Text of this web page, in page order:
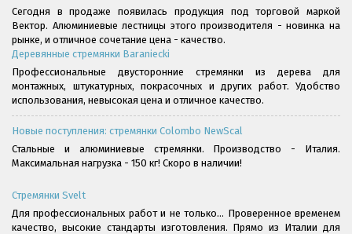
Сегодня в продаже появилась продукция под торговой маркой
Вектор. Алюминиевые лестницы этого производителя - новинка на
рынке, и отличное сочетание цена - качество.
Деревянные стремянки Baraniecki
Профессиональные двусторонние стремянки из дерева для
монтажных, штукатурных, покрасочных и других работ. Удобство
использования, невысокая цена и отличное качество.
Новые поступления: стремянки Colombo NewScal
Стальные и алюминиевые стремянки. Производство - Италия.
Максимальная нагрузка - 150 кг! Скоро в наличии!
Стремянки Svelt
Для профессиональных работ и не только... Проверенное временем
качество, высокие стандарты изготовления. Прямо из Италии для